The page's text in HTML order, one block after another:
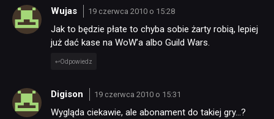
Wujas 19 czerwca 2010 o 15:28
Jak to będzie płate to chyba sobie żarty robią, lepiej
już dać kase na WoW’a albo Guild Wars.
Odpowiedz
Digison 19 czerwca 2010 o 15:31
Wygląda ciekawie, ale abonament do takiej gry…?